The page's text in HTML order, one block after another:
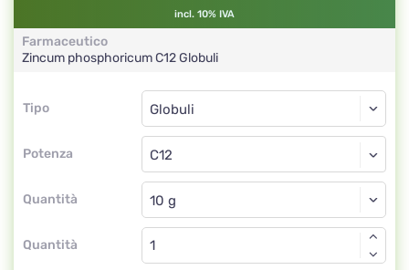
incl. 10% IVA
Farmaceutico
Zincum phosphoricumC12Globuli
Tipo
Tipo
Potenza
Globuli
C12
Quantità
Globuli
Quantità